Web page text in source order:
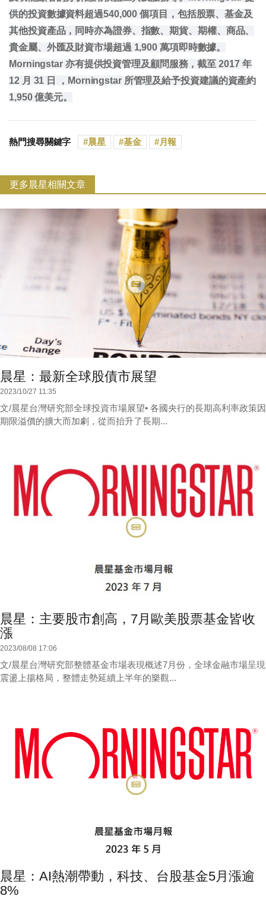
供的投資數據資料超過540,000 個項目，包括股票、基金及
其他投資產品，同時亦為證券、指數、期貨、期權、商品、
貴金屬、外匯及財資市場超過 1,900 萬項即時數據。
Morningstar 亦有提供投資管理及顧問服務，截至 2017 年
12 月 31 日 ，Morningstar 所管理及給予投資建議的資產約
1,950 億美元。
熱門搜尋關鍵字 晨星 基金 月報
更多晨星相關文章
晨星：最新全球股債市展望
2023/10/27 11:35
文/晨星台灣研究部全球投資市場展望• 各國央行的長期高利率政策因
期限溢價的擴大而加劇，從而抬升了長期...
晨星：主要股市創高，7月歐美股票基金皆收
漲
2023/08/08 17:06
文/晨星台灣研究部整體基金市場表現概述7月份，全球金融市場呈現
震盪上揚格局，整體走勢延續上半年的樂觀...
晨星：AI熱潮帶動，科技、台股基金5月漲逾
8%